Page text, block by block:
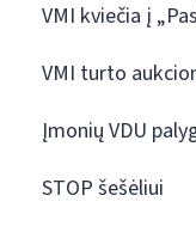
VMI kviečia į
VMI turto
Įmonių VDU
STOP šešėliui